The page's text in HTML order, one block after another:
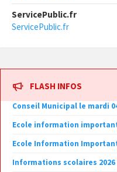
ServicePublic.fr
ServicePublic.fr
FLASH INFOS
Conseil Municipal le mardi
Ecole information
Ecole Information
Informations scolaires 2026